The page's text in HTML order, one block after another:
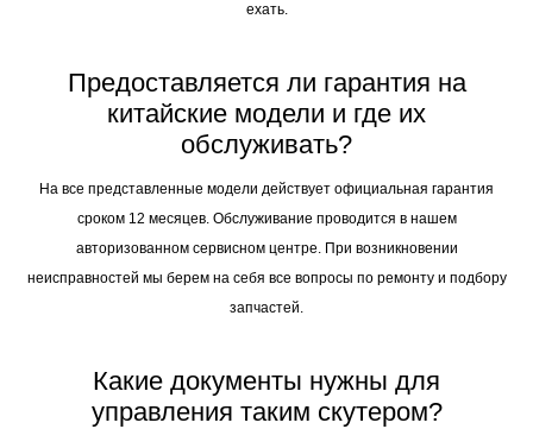
подготовку: проверяют затяжку всех узлов, давление в шинах и уровень
Предоставляется ли гарантия на
обслуживать?
На все представленные модели действует официальная гарантия
сроком 12 месяцев. Обслуживание проводится в нашем
авторизованном сервисном центре. При возникновении